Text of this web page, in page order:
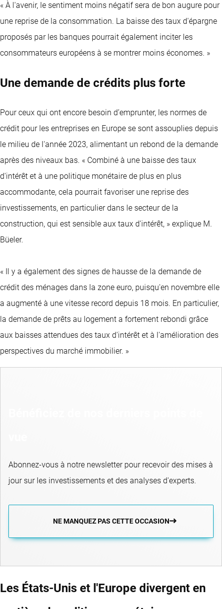
« À l'avenir, le sentiment moins négatif sera de bon augure pour
une reprise de la consommation. La baisse des taux d'épargne
proposés par les banques pourrait également inciter les
consommateurs européens à se montrer moins économes. »
Une demande de crédits plus forte
Pour ceux qui ont encore besoin d’emprunter, les normes de
crédit pour les entreprises en Europe se sont assouplies depuis
le milieu de l'année 2023, alimentant un rebond de la demande
après des niveaux bas. « Combiné à une baisse des taux
d'intérêt et à une politique monétaire de plus en plus
accommodante, cela pourrait favoriser une reprise des
investissements, en particulier dans le secteur de la
construction, qui est sensible aux taux d'intérêt, » explique M.
Büeler.
« Il y a également des signes de hausse de la demande de
crédit des ménages dans la zone euro, puisqu'en novembre elle
a augmenté à une vitesse record depuis 18 mois. En particulier,
la demande de prêts au logement a fortement rebondi grâce
aux baisses attendues des taux d'intérêt et à l'amélioration des
perspectives du marché immobilier. »
Abonnez-vous à notre newsletter pour recevoir des mises à
jour sur les investissements et des analyses d'experts.
NE MANQUEZ PAS CETTE OCCASION
Les États-Unis et l'Europe divergent en